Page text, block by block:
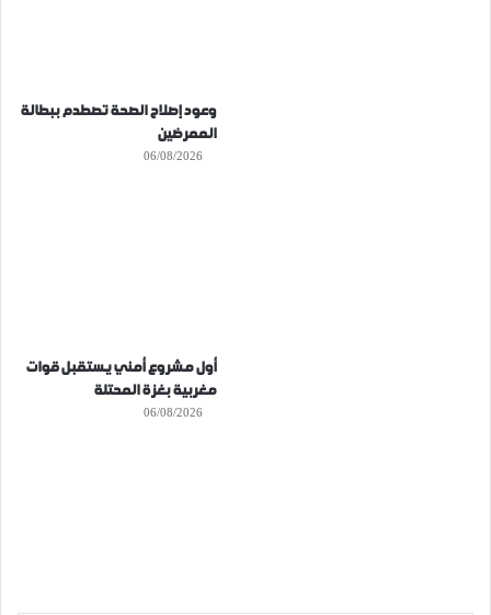
وعود إصلاح الصحة تصطدم ببطالة
الممرضين
06/08/2026
أول مشروع أمني يستقبل قوات
مغربية بغزة المحتلة
06/08/2026